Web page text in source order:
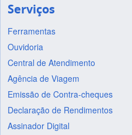
Serviços
Ferramentas
Ouvidoria
Central de Atendimento
Agência de Viagem
Emissão de Contra-cheques
Declaração de Rendimentos
Assinador Digital